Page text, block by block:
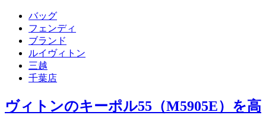
バッグ
フェンディ
ブランド
ルイヴィトン
三越
千葉店
ヴィトンのキーポル55（M5905E）を高